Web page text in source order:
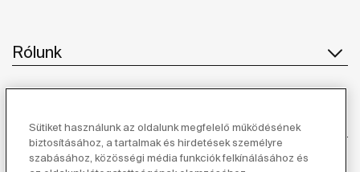
Rólunk
Ihlet
Kövessen minket
Sütiket használunk az oldalunk megfelelő működésének
biztosításához, a tartalmak és hirdetések személyre
szabásához, közösségi média funkciók felkínálásához és